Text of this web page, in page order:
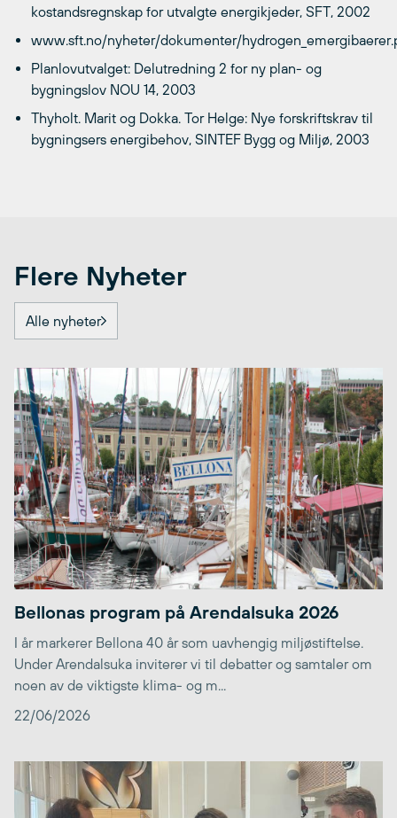
kostandsregnskap for utvalgte energikjeder, SFT, 2002
www.sft.no/nyheter/dokumenter/
Planlovutvalget: Delutredning 2 for ny plan- og
bygningslov NOU 14, 2003
Thyholt. Marit og Dokka. Tor Helge: Nye forskriftskrav til
bygningsers energibehov, SINTEF Bygg og Miljø, 2003
Flere Nyheter
Alle nyheter
Bellonas program på Arendalsuka 2026
I år markerer Bellona 40 år som uavhengig miljøstiftelse.
Under Arendalsuka inviterer vi til debatter og samtaler om
noen av de viktigste klima- og m...
22/06/2026